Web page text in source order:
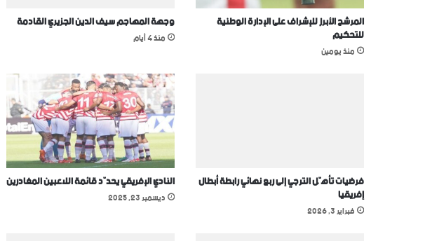
المرشح الأبرز للإشراف على الإدارة الوطنية
للتحكيم
منذ يومين
وجهة المهاجم سيف الدين الجزيري القادمة
منذ 4 أيام
فرضيات تأهّل الترجي إلى ربع نهائي رابطة أبطال
إفريقيا
فبراير 3, 2026
النادي الإفريقي يحدّد قائمة اللاعبين المغادرين
ديسمبر 23, 2025